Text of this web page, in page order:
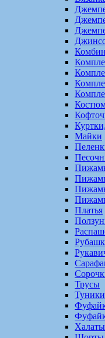
Майки
Платья
Трусы
Туники
Халаты